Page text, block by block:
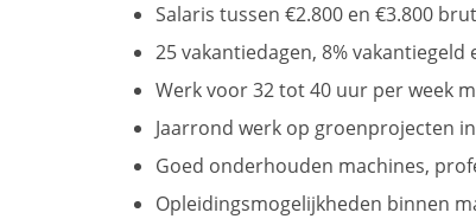
Salaris tussen €2.800 en €3.800
25 vakantiedagen, 8%
Werk voor 32 tot 40 uur per week
Jaarrond werk op groenprojecten
Goed onderhouden machines,
Opleidingsmogelijkheden binnen